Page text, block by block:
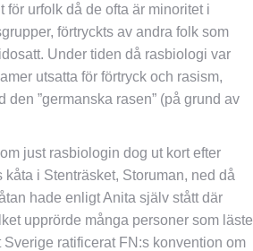
urfolk då de ofta är minoritet i
förtryckts av andra folk som
Under tiden då rasbiologi var
utsatta för förtryck och rasism,
”germanska rasen” (på grund av
just rasbiologin dog ut kort efter
i Stenträsket, Storuman, ned då
hade enligt Anita själv stått där
upprörde många personer som läste
ratificerat FN:s konvention om